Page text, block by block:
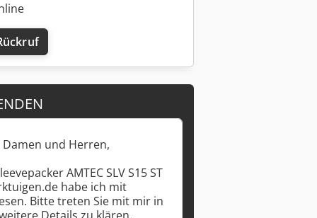
Mehr Bilder anfragen